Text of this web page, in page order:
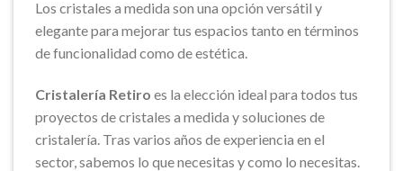
Los cristales a medida son una opción versátil y
elegante para mejorar tus espacios tanto en términos
de funcionalidad como de estética.
Cristalería Retiro es la elección ideal para todos tus
proyectos de cristales a medida y soluciones de
cristalería. Tras varios años de experiencia en el
sector, sabemos lo que necesitas y como lo necesitas.